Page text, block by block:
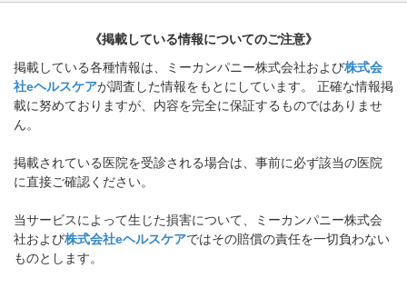
《掲載している情報についてのご注意》
掲載している各種情報は、ミーカンパニー株式会社および株式会
社eヘルスケアが調査した情報をもとにしています。 正確な情報掲
載に努めておりますが、内容を完全に保証するものではありませ
ん。
掲載されている医院を受診される場合は、事前に必ず該当の医院
に直接ご確認ください。
当サービスによって生じた損害について、ミーカンパニー株式会
社および株式会社eヘルスケアではその賠償の責任を一切負わない
ものとします。